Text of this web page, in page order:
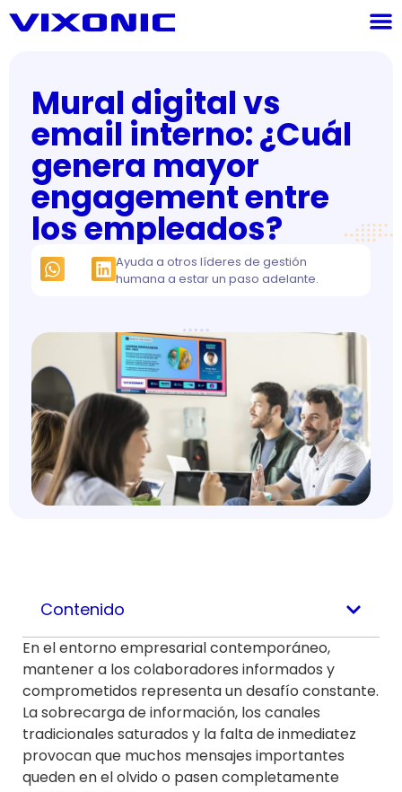
Mural digital vs
email interno: ¿Cuál
genera mayor
engagement entre
los empleados?
Ayuda a otros líderes de gestión
humana a estar un paso adelante.
Contenido
En el entorno empresarial contemporáneo,
mantener a los colaboradores informados y
comprometidos representa un desafío constante.
La sobrecarga de información, los canales
tradicionales saturados y la falta de inmediatez
provocan que muchos mensajes importantes
queden en el olvido o pasen completamente